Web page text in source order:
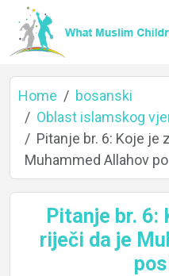
Home
About
Home
bosanski
Oblast islamskog
Pitanje br. 6: Koje je
Muhammed Allahov
Pitanje br. 6:
riječi da je